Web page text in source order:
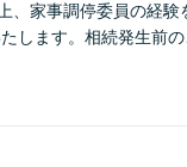
、家事調停委員の経
します。相続発生前